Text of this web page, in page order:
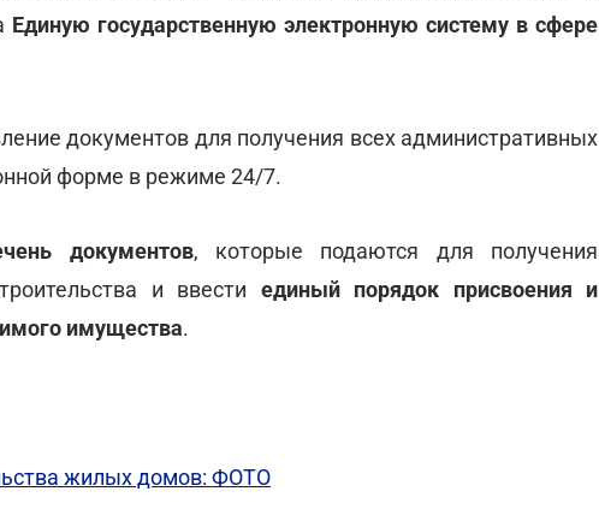
Единую государственную электронную систему в сфере
документов для получения всех административных
форме в режиме 24/7.
документов, которые подаются для получения
и ввести единый порядок присвоения и
имущества.
жилых домов: ФОТО